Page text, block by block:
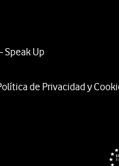
Speak Up
de Privacidad y